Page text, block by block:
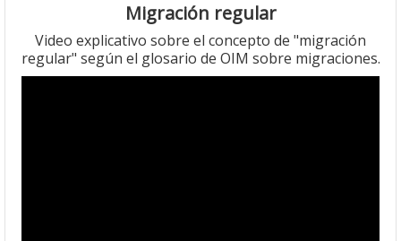
Migración regular
Video explicativo sobre el concepto de "migración
regular" según el glosario de OIM sobre migraciones.